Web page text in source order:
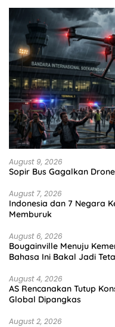
August 9, 2026
Sopir Bus Gagalkan
August 7, 2026
Indonesia dan 7 Negara
Memburuk
August 6, 2026
Bougainville Menuju
Bahasa Ini Bakal Jadi
August 4, 2026
AS Rencanakan Tutup
Global Dipangkas
August 2, 2026